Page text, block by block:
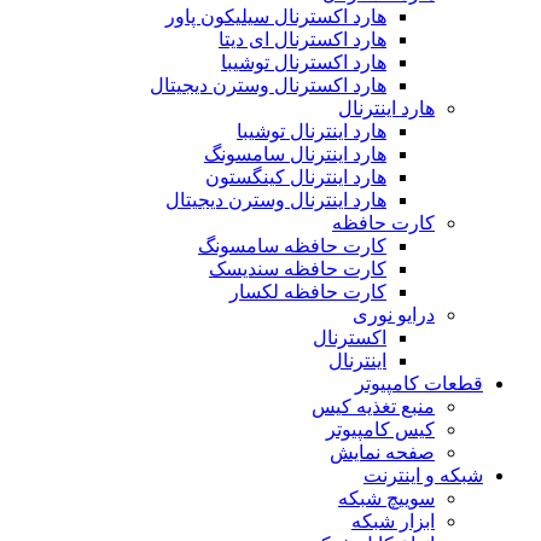
هارد اکسترنال سیلیکون پاور
هارد اکسترنال ای دیتا
هارد اکسترنال توشیبا
هارد اکسترنال وسترن دیجیتال
هارد اینترنال
هارد اینترنال توشیبا
هارد اینترنال سامسونگ
هارد اینترنال کینگستون
هارد اینترنال وسترن دیجیتال
کارت حافظه
کارت حافظه سامسونگ
کارت حافظه سندیسک
کارت حافظه لکسار
درایو نوری
اکسترنال
اینترنال
قطعات کامپیوتر
منبع تغذیه کیس
کیس کامپیوتر
صفحه نمایش
شبکه و اینترنت
سوییچ شبکه
ابزار شبکه